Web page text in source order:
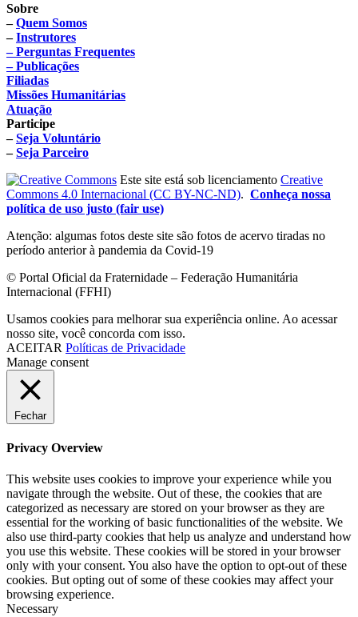
Sobre
–Quem Somos
–Instrutores
– Perguntas Frequentes
– Publicações
Filiadas
Missões Humanitárias
Atuação
Participe
–Seja Voluntário
–Seja Parceiro
Este site está sob licenciamento Creative
Commons 4.0 Internacional (CC BY-NC-ND). Conheça nossa
política de uso justo (fair use)
Atenção: algumas fotos deste site são fotos de acervo tiradas no
período anterior à pandemia da Covid-19
© Portal Oficial da Fraternidade – Federação Humanitária
Internacional (FFHI)
Usamos cookies para melhorar sua experiência online. Ao acessar
nosso site, você concorda com isso.
ACEITAR Políticas de Privacidade
Manage consent
Fechar
Privacy Overview
This website uses cookies to improve your experience while you
navigate through the website. Out of these, the cookies that are
categorized as necessary are stored on your browser as they are
essential for the working of basic functionalities of the website. We
also use third-party cookies that help us analyze and understand how
you use this website. These cookies will be stored in your browser
only with your consent. You also have the option to opt-out of these
cookies. But opting out of some of these cookies may affect your
browsing experience.
Necessary